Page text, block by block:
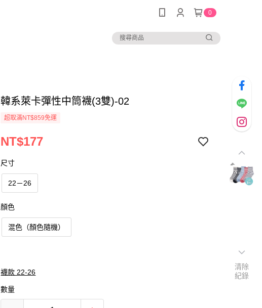
0
韓系萊卡彈性中筒襪(3雙)-02
超取滿NT$859免運
NT$177
尺寸
22－26
顏色
混色（顏色隨機）
襪款 22-26
數量
清除
紀錄